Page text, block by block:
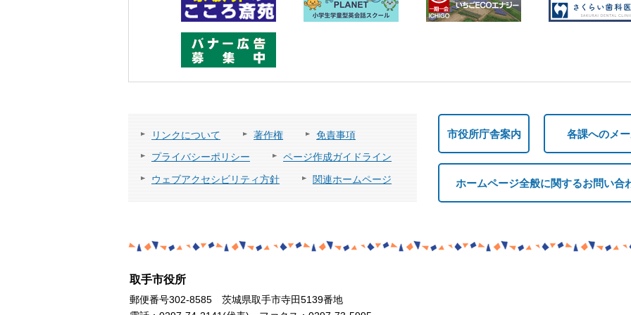
リンクについて 著作権
免責事項
プライバシーポリシー
ページ作成ガイドライン
ウェブアクセシビリティ方針
関連ホームページ
市役所庁舎案内 各課へのメ
ホームページ全般に関するお問い合
取手市役所
郵便番号302-8585 茨城県取手市寺田5139番地